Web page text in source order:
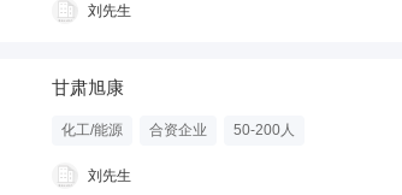
刘先生
甘肃旭康
化工/能源 合资企业 50-200人
刘先生